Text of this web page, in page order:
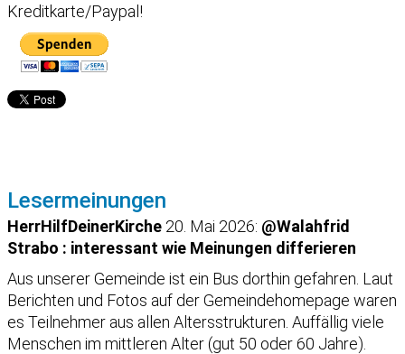
Kreditkarte/Paypal!
Lesermeinungen
HerrHilfDeinerKirche 20. Mai 2026: @Walahfrid
Strabo : interessant wie Meinungen differieren
Aus unserer Gemeinde ist ein Bus dorthin gefahren. Laut
Berichten und Fotos auf der Gemeindehomepage waren
es Teilnehmer aus allen Altersstrukturen. Auffällig viele
Menschen im mittleren Alter (gut 50 oder 60 Jahre).